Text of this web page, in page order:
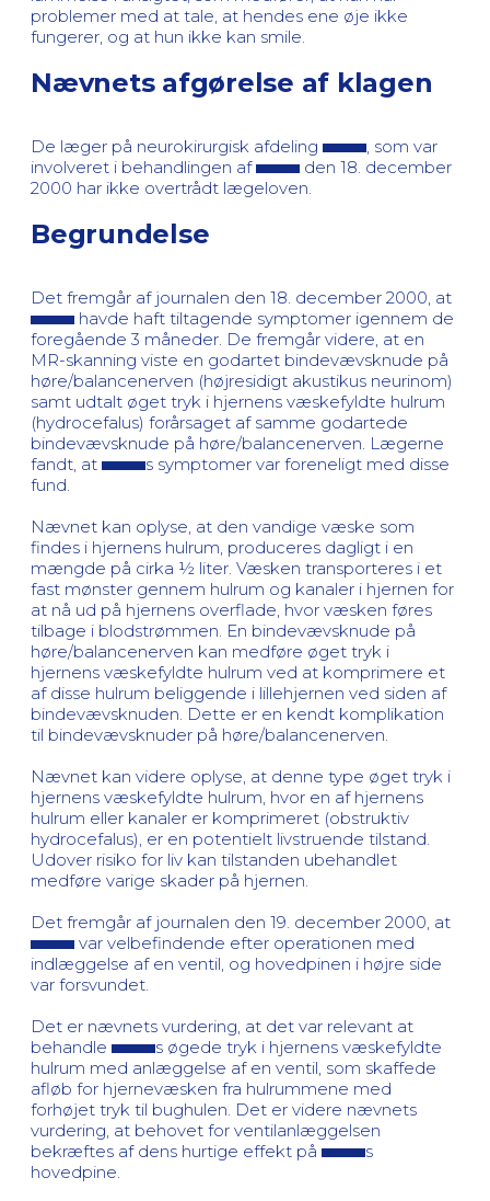
problemer med at tale, at hendes ene øje ikke
fungerer, og at hun ikke kan smile.
Nævnets afgørelse af klagen
De læger på neurokirurgisk afdeling
, som var
involveret i behandlingen af
den 18. december
2000 har ikke overtrådt lægeloven.
Begrundelse
Det fremgår af journalen den 18. december 2000, at
havde haft tiltagende symptomer igennem de
foregående 3 måneder. De fremgår videre, at en
MR-skanning viste en godartet bindevævsknude på
høre/balancenerven (højresidigt akustikus neurinom)
samt udtalt øget tryk i hjernens væskefyldte hulrum
(hydrocefalus) forårsaget af samme godartede
bindevævsknude på høre/balancenerven. Lægerne
fandt, at
s symptomer var foreneligt med disse
fund.
Nævnet kan oplyse, at den vandige væske som
findes i hjernens hulrum, produceres dagligt i en
mængde på cirka ½ liter. Væsken transporteres i et
fast mønster gennem hulrum og kanaler i hjernen for
at nå ud på hjernens overflade, hvor væsken føres
tilbage i blodstrømmen. En bindevævsknude på
høre/balancenerven kan medføre øget tryk i
hjernens væskefyldte hulrum ved at komprimere et
af disse hulrum beliggende i lillehjernen ved siden af
bindevævsknuden. Dette er en kendt komplikation
til bindevævsknuder på høre/balancenerven.
Nævnet kan videre oplyse, at denne type øget tryk i
hjernens væskefyldte hulrum, hvor en af hjernens
hulrum eller kanaler er komprimeret (obstruktiv
hydrocefalus), er en potentielt livstruende tilstand.
Udover risiko for liv kan tilstanden ubehandlet
medføre varige skader på hjernen.
Det fremgår af journalen den 19. december 2000, at
var velbefindende efter operationen med
indlæggelse af en ventil, og hovedpinen i højre side
var forsvundet.
Det er nævnets vurdering, at det var relevant at
behandle
s øgede tryk i hjernens væskefyldte
hulrum med anlæggelse af en ventil, som skaffede
afløb for hjernevæsken fra hulrummene med
forhøjet tryk til bughulen. Det er videre nævnets
vurdering, at behovet for ventilanlæggelsen
bekræftes af dens hurtige effekt på
s
hovedpine.